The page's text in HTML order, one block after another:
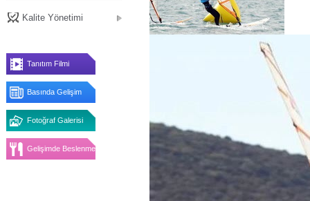
Kalite Yönetimi
Tanıtım Filmi
Basında Gelişim
Fotoğraf Galerisi
Gelişimde Beslenme